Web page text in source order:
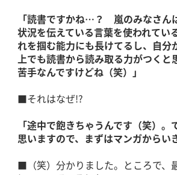
「読書ですかね…？ 嵐のみなさん
状況を伝えている言葉を使われてい
れを掴む能力にも長けてるし、自分
上でも読書から読み取る力がつくと
苦手なんですけどね（笑）」
■それはなぜ!?
「途中で飽きちゃうんです（笑）
思いますので、まずはマンガからい
■（笑）分かりました。ところで、